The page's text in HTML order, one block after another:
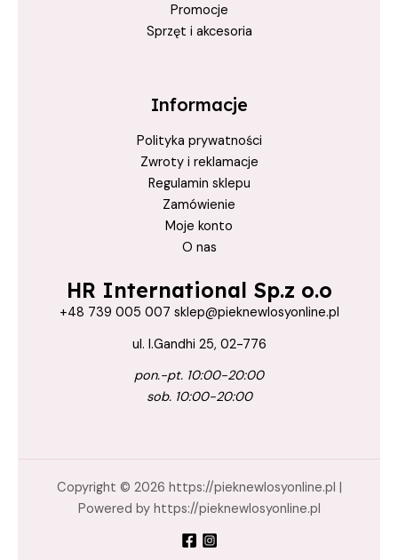
ochrona włosów latem
Regeneracja
Regenerujący
Promocje
Sprzęt i akcesoria
Informacje
Polityka prywatności
Zwroty i reklamacje
Regulamin sklepu
Zamówienie
Moje konto
O nas
HR International Sp.z o.o
+48 739 005 007 sklep@pieknewlosyonline.pl
ul. I.Gandhi 25, 02-776
pon.-pt. 10:00-20:00
sob. 10:00-20:00
Copyright © 2026 https://pieknewlosyonline.pl |
Powered by https://pieknewlosyonline.pl